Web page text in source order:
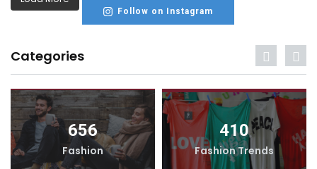
Follow on Instagram
Categories
656
Fashion
410
Fashion Trends